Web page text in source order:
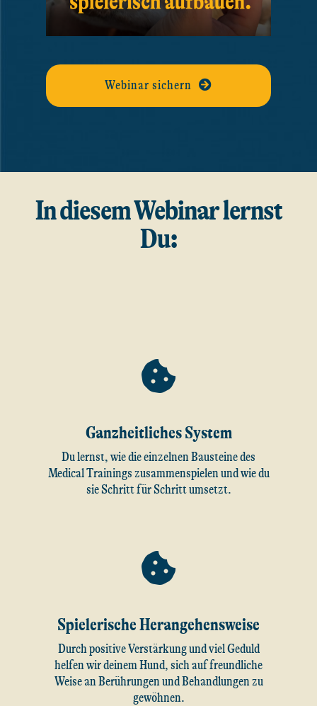
Webinar sichern
In diesem Webinar lernst
Du:
Ganzheitliches System
Du lernst, wie die einzelnen Bausteine des
Medical Trainings zusammenspielen und wie du
sie Schritt für Schritt umsetzt.
Spielerische Herangehensweise
Durch positive Verstärkung und viel Geduld
helfen wir deinem Hund, sich auf freundliche
Weise an Berührungen und Behandlungen zu
gewöhnen.